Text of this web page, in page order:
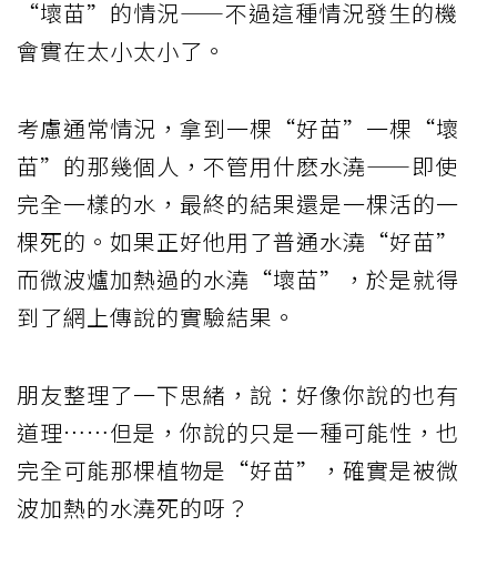
“壞苗”的情況——不過這種情況發生的機
會實在太小太小了。
考慮通常情況，拿到一棵“好苗”一棵“壞
苗”的那幾個人，不管用什麽水澆——即使
完全一樣的水，最終的結果還是一棵活的一
棵死的。如果正好他用了普通水澆“好苗”
而微波爐加熱過的水澆“壞苗”，於是就得
到了網上傳說的實驗結果。
朋友整理了一下思緒，說：好像你說的也有
道理……但是，你說的只是一種可能性，也
完全可能那棵植物是“好苗”，確實是被微
波加熱的水澆死的呀？